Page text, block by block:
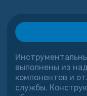
выполнены из
компонентов и
службы.